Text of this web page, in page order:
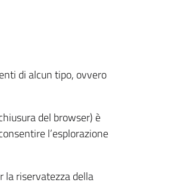
di alcun tipo, ovvero
del browser) è
l’esplorazione
la riservatezza della